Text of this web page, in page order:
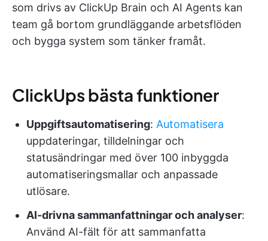
som drivs av ClickUp Brain och AI Agents kan
team gå bortom grundläggande arbetsflöden
och bygga system som tänker framåt.
ClickUps bästa funktioner
Uppgiftsautomatisering: Automatisera
uppdateringar, tilldelningar och
statusändringar med över 100 inbyggda
automatiseringsmallar och anpassade
utlösare.
AI-drivna sammanfattningar och analyser:
Använd AI-fält för att sammanfatta